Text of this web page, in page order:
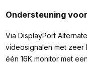
Ondersteuning
Via DisplayPort
videosignalen met zeer
één 16K monitor met